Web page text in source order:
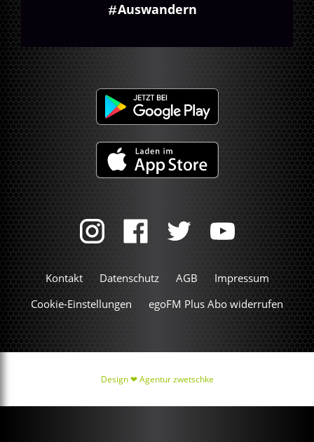
Auswandern
Kontakt Datenschutz AGB
Impressum
Cookie-Einstellungen
egoFM Plus Abo widerrufen
Design ❤Agentur zwetschke